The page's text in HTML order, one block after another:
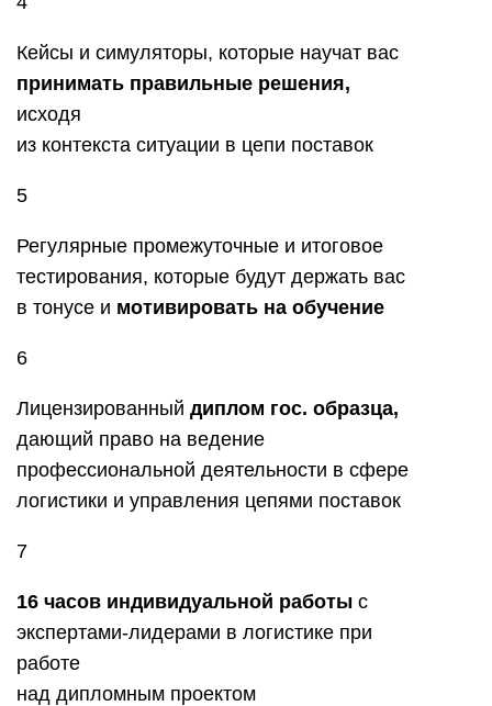
Кейсы и симуляторы, которые научат вас
принимать правильные решения,
исходя
из контекста ситуации в цепи поставок
5
Регулярные промежуточные и итоговое
тестирования, которые будут держать вас
в тонусе и мотивировать на обучение
6
Лицензированный диплом гос. образца,
дающий право на ведение
профессиональной деятельности в сфере
логистики и управления цепями поставок
7
16 часов индивидуальной работы с
экспертами-лидерами в логистике при
работе
над дипломным проектом